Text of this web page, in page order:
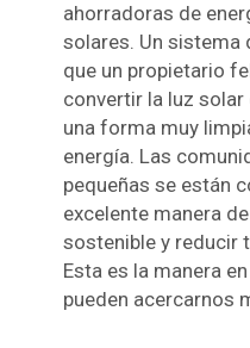
ahorradoras de
solares. Un sistema
que un propietario
convertir la luz
una forma muy
energía. Las
pequeñas se están
excelente manera
sostenible y reducir
Esta es la manera
pueden acercarnos